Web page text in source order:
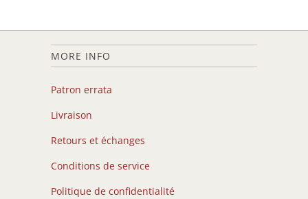
MORE INFO
Patron errata
Livraison
Retours et échanges
Conditions de service
Politique de confidentialité